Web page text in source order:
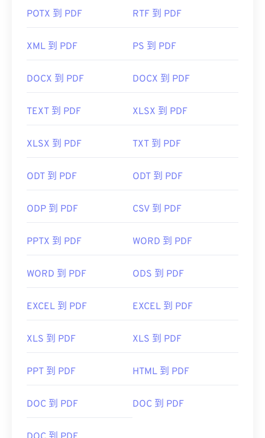
POTX 到 PDF RTF 到 PDF
XML 到 PDF PS 到 PDF
DOCX 到 PDF DOCX 到 PDF
TEXT 到 PDF XLSX 到 PDF
XLSX 到 PDF TXT 到 PDF
ODT 到 PDF ODT 到 PDF
ODP 到 PDF CSV 到 PDF
PPTX 到 PDF WORD 到 PDF
WORD 到 PDF ODS 到 PDF
EXCEL 到 PDF EXCEL 到 PDF
XLS 到 PDF XLS 到 PDF
PPT 到 PDF HTML 到 PDF
DOC 到 PDF DOC 到 PDF